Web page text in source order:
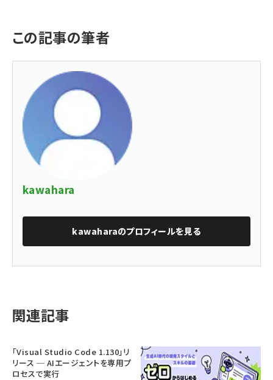
この記事の筆者
kawahara
kawaharaのプロフィールを見る
関連記事
「Visual Studio Code 1.130」リ
リース ─ AIエージェントを専用プ
ロセスで実行